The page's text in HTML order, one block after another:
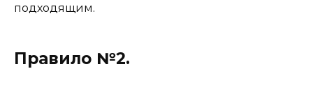
подходящим.
Правило №2.